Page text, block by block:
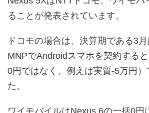
ることが発表されています。
ドコモの場合は、決算期である3
MNPでAndroidスマホを契約する
0円ではなく、例えば実質-5万円）
た。
ワイモバイルはNexus 6の一括0円